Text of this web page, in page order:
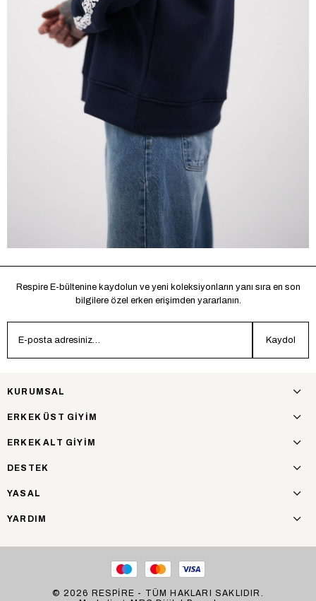
Respire E-bültenine kaydolun ve yeni koleksiyonların yanı sıra en son
bilgilere özel erken erişimden yararlanın.
Kaydol
KURUMSAL
ERKEK ÜST GİYİM
ERKEK ALT GİYİM
DESTEK
YASAL
YARDIM
© 2026 RESPİRE - TÜM HAKLARI SAKLIDIR.